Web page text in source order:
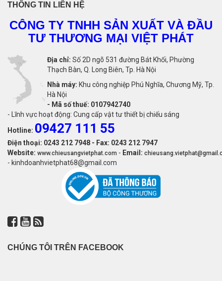
THÔNG TIN LIÊN HỆ
CÔNG TY TNHH SẢN XUẤT VÀ ĐẦU
TƯ THƯƠNG MẠI VIỆT PHÁT
Địa chỉ: Số 2D ngõ 531 đường Bát Khối, Phường
Thạch Bàn, Q. Long Biên, Tp. Hà Nội
Nhà máy: Khu công nghiệp Phú Nghĩa, Chương Mỹ, Tp.
Hà Nội
- Mã số thuế: 0107942740
- Lĩnh vực hoạt động: Cung cấp vật tư thiết bị chiếu sáng
Hotline: 09427 111 55
Điện thoại: 0243 212 7948 - Fax: 0243 212 7947
Website: www.chieusangvietphat.com - Email:
- kinhdoanhvietphat68@gmail.com
CHÚNG TÔI TRÊN FACEBOOK